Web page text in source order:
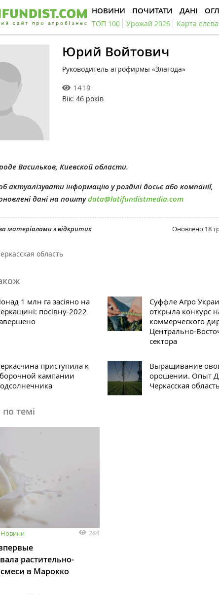
НОВИНИ ПОЧИТАТИ ДАНІ
ТОП 100 Урожай 2026 Карта
Юрий Войтович
Руководитель агрофирмы «Злагода»
1419
Вік: 46 років
Васильков, Киевской области.
актуалізувати інформацію у розділі досьє або компанії,
дані на поштуdata@latifundistmedia.com
матеріалами з відкритих
Оновлено 18
область
1 млн га засіяно на
посівну-2022
Суффле Агро
открыла конкурс
коммерческого
Центрально-
сектора
приступила к
кампании
Выращивание
орошении. Опыт
Черкасская область
темі
Новини 284
растительно-
в Марокко